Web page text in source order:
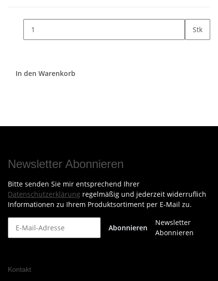
Stk
In den Warenkorb
Newsletter Abonnieren
Bitte senden Sie mir entsprechend Ihrer
Datenschutzerklärung regelmäßig und jederzeit widerruflich
Informationen zu Ihrem Produktsortiment per E-Mail zu.
Abonnieren
Newsletter
Abonnieren
Kontakt